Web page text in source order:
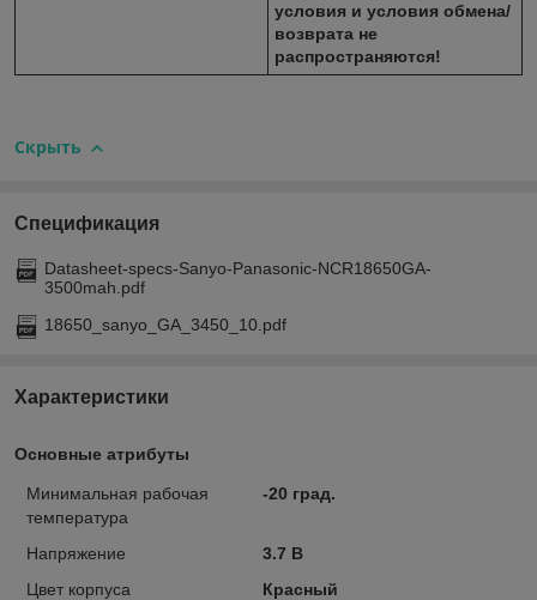
условия и условия обмена/
возврата не
распространяются!
Скрыть
Спецификация
Datasheet-specs-Sanyo-Panasonic-NCR18650GA-
3500mah.pdf
18650_sanyo_GA_3450_10.pdf
Характеристики
Основные атрибуты
Минимальная рабочая
температура
-20 град.
Напряжение
3.7 В
Цвет корпуса
Красный